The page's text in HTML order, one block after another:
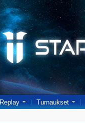
Replay Turnaukset